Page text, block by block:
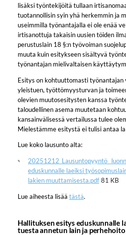
lisäksi työntekijöitä tullaan
tuotannollisin syin yhä herkemmin ja
useimmilla työnantajalla ei ole enää
irtisanottuja takaisin uusien töiden
perustuslain 18 §:n työvoiman
muuta kuin esitykseen sisältyvä
työnantajan mielivaltaisen
Esitys on kohtuuttomasti työnantajan
yleistuen, työttömyysturvan ja
olevien muutosesitysten kanssa
taloudellinen asema muutetaan
kansainvälisessä vertailussa tulee
Mielestämme esitystä ei tulisi antaa
Lue koko lausunto alta:
20251212_Lausuntopyyntö_
eduskunnalle laeiksi
lakien muuttamisesta.pdf 81 KB
Lue aiheesta lisää tästä.
Hallituksen esitys eduskunnalle
tuesta annetun lain ja